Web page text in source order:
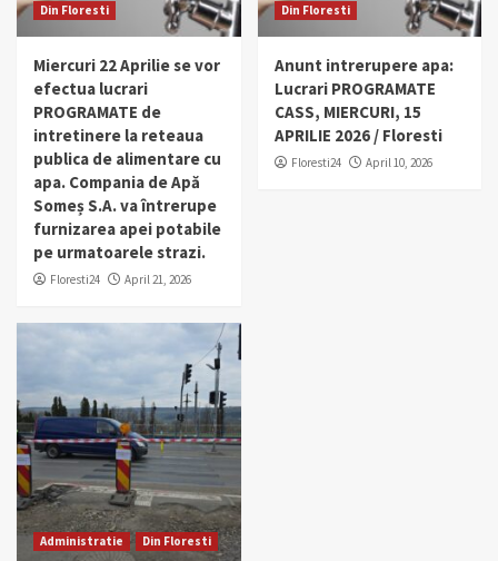
Din Floresti
Miercuri 22 Aprilie se vor
efectua lucrari
PROGRAMATE de
intretinere la reteaua
publica de alimentare cu
apa. Compania de Apă
Someș S.A. va întrerupe
furnizarea apei potabile
pe urmatoarele strazi.
Floresti24 April 21, 2026
Din Floresti
Anunt intrerupere apa:
Lucrari PROGRAMATE
CASS, MIERCURI, 15
APRILIE 2026 / Floresti
Floresti24 April 10, 2026
Administratie Din Floresti